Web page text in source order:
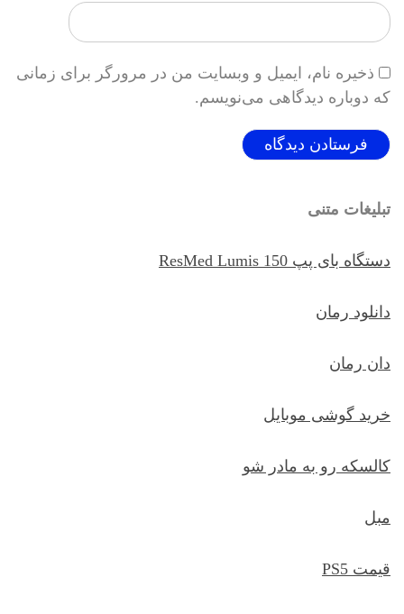
ذخیره نام، ایمیل و وبسایت من در مرورگر برای زمانی
که دوباره دیدگاهی می‌نویسم.
تبلیغات متنی
دستگاه بای پپ ResMed Lumis 150
دانلود رمان
دان رمان
خرید گوشی موبایل
کالسکه رو به مادر شو
مبل
قیمت PS5